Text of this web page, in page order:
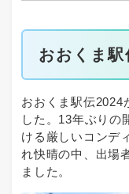
おおくま
おおくま駅伝2024
した。13年ぶりの
ける厳しいコンデ
れ快晴の中、出場
ました。